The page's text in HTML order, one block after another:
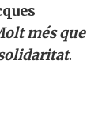
més que
.